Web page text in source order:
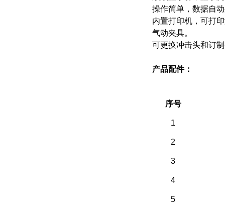
操作简单，数据自
内置打印机，可打
气动夹具。
可更换冲击头和订
产品配件：
序号
1
2
3
4
5